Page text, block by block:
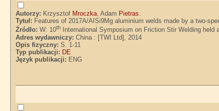
Autorzy: Krzysztof Mroczka, Adam Pietras.
Tytuł: Features of 2017A/AISi9Mg aluminium welds made by a two-
Źródło:W: 10th
International Symposium on Friction Stir Welding
Adres wydawniczy:China : [TWI Ltd], 2014
Opis fizyczny:S. 1-11
Typ publikacji: DE
Język publikacji: ENG